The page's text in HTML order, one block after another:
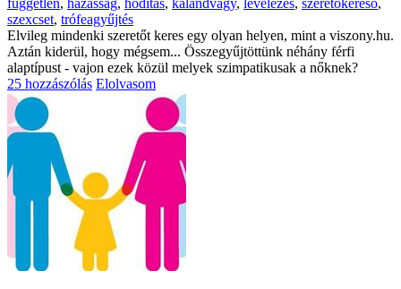
szexcset, trófeagyűjtés
Elvileg mindenki szeretőt keres egy olyan helyen, mint a viszony.hu.
Aztán kiderül, hogy mégsem... Összegyűjtöttünk néhány férfi
alaptípust - vajon ezek közül melyek szimpatikusak a nőknek?
25 hozzászólás Elolvasom